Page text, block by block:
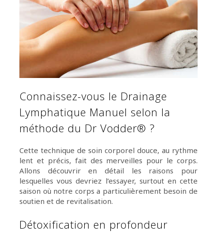
Connaissez-vous le Drainage
Lymphatique Manuel selon la
méthode du Dr Vodder® ?
Cette technique de soin corporel douce, au rythme
lent et précis, fait des merveilles pour le corps.
Allons découvrir en détail les raisons pour
lesquelles vous devriez l’essayer, surtout en cette
saison où notre corps a particulièrement besoin de
soutien et de revitalisation.
Détoxification en profondeur